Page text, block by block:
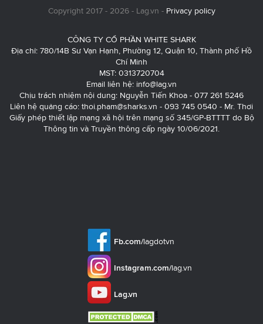
Copyright 2017 - 2026 - Lag.vn - Privacy policy
CÔNG TY CỔ PHẦN WHITE SHARK
Địa chỉ: 780/14B Sư Vạn Hạnh, Phường 12, Quận 10, Thành phố Hồ
Chí Minh
MST: 0313720704
Email liên hệ: info@lag.vn
Chịu trách nhiệm nội dung: Nguyễn Tiến Khoa - 077 261 5246
Liên hệ quảng cáo: thoi.pham@sharks.vn - 093 745 0540 - Mr. Thơi
Giấy phép thiết lập mạng xã hội trên mạng số 345/GP-BTTTT do Bộ
Thông tin và Truyền thông cấp ngày 10/06/2021.
Fb.com/lagdotvn
Instagram.com/lag.vn
Lag.vn